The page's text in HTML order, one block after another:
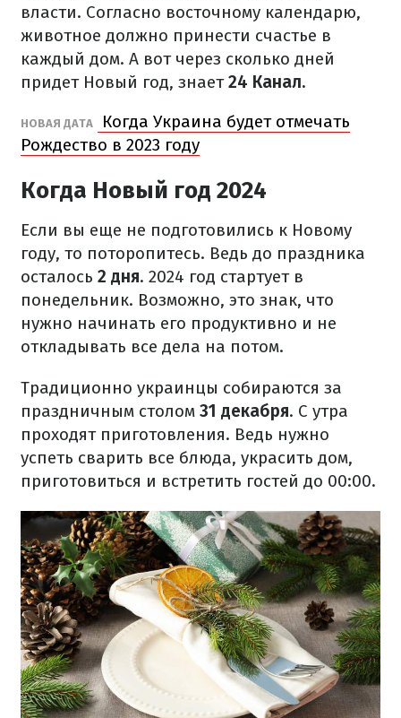
власти. Согласно восточному календарю,
животное должно принести счастье в
каждый дом. А вот через сколько дней
придет Новый год, знает24 Канал.
НОВАЯ ДАТА
Когда Украина будет отмечать
Рождество в 2023 году
Когда Новый год 2024
Если вы еще не подготовились к Новому
году, то поторопитесь. Ведь до праздника
осталось 2 дня. 2024 год стартует в
понедельник. Возможно, это знак, что
нужно начинать его продуктивно и не
откладывать все дела на потом.
Традиционно украинцы собираются за
праздничным столом 31 декабря. С утра
проходят приготовления. Ведь нужно
успеть сварить все блюда, украсить дом,
приготовиться и встретить гостей до 00:00.